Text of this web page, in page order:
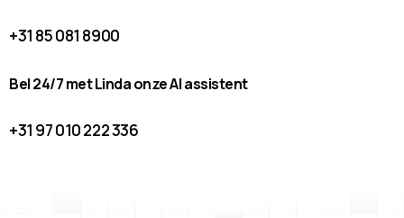
+31 85 081 8900
Bel 24/7 met Linda onze AI assistent
+31 97 010 222 336